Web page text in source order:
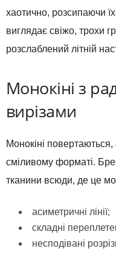
хаотично, розсипаючи
виглядає свіжо, трохи
розслаблений літній
Монокіні з
вирізами
Монокіні
сміливому форматі.
тканини всюди, де це
асиметричні лінії;
складні
несподівані